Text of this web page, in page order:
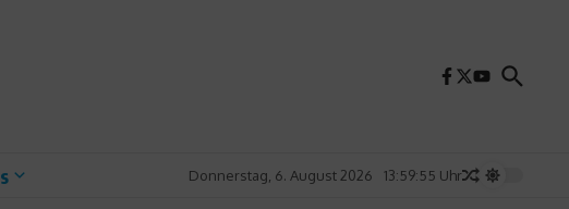
Donnerstag, 6. August 2026 13:59:56 Uhr